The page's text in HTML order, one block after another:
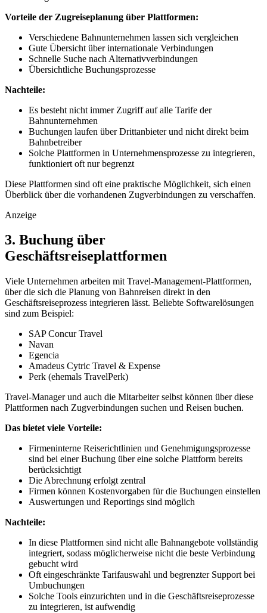
Vorteile der Zugreiseplanung über Plattformen:
Verschiedene Bahnunternehmen lassen sich vergleichen
Gute Übersicht über internationale Verbindungen
Schnelle Suche nach Alternativverbindungen
Übersichtliche Buchungsprozesse
Nachteile:
Es besteht nicht immer Zugriff auf alle Tarife der
Bahnunternehmen
Buchungen laufen über Drittanbieter und nicht direkt beim
Bahnbetreiber
Solche Plattformen in Unternehmensprozesse zu integrieren,
funktioniert oft nur begrenzt
Diese Plattformen sind oft eine praktische Möglichkeit, sich einen
Überblick über die vorhandenen Zugverbindungen zu verschaffen.
Anzeige
3. Buchung über
Geschäftsreiseplattformen
Viele Unternehmen arbeiten mit Travel-Management-Plattformen,
über die sich die Planung von Bahnreisen direkt in den
Geschäftsreiseprozess integrieren lässt. Beliebte Softwarelösungen
sind zum Beispiel:
SAP Concur Travel
Navan
Egencia
Amadeus Cytric Travel & Expense
Perk (ehemals TravelPerk)
Travel-Manager und auch die Mitarbeiter selbst können über diese
Plattformen nach Zugverbindungen suchen und Reisen buchen.
Das bietet viele Vorteile:
Firmeninterne Reiserichtlinien und Genehmigungsprozesse
sind bei einer Buchung über eine solche Plattform bereits
berücksichtigt
Die Abrechnung erfolgt zentral
Firmen können Kostenvorgaben für die Buchungen einstellen
Auswertungen und Reportings sind möglich
Nachteile:
In diese Plattformen sind nicht alle Bahnangebote vollständig
integriert, sodass möglicherweise nicht die beste Verbindung
gebucht wird
Oft eingeschränkte Tarifauswahl und begrenzter Support bei
Umbuchungen
Solche Tools einzurichten und in die Geschäftsreiseprozesse
zu integrieren, ist aufwendig